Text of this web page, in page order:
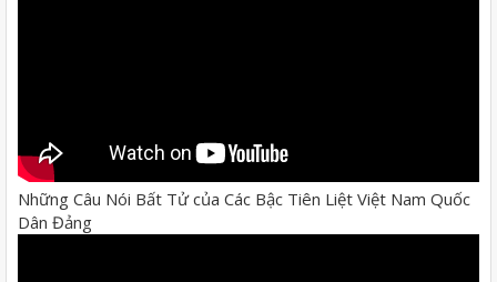
Những Câu Nói Bất Tử của Các Bậc Tiên Liệt Việt Nam Quốc
Dân Đảng